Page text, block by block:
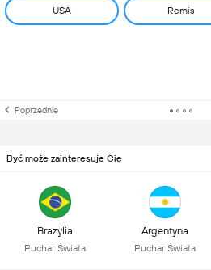
USA Remis
Poprzednie
Być może zainteresuje Cię
Brazylia
Puchar Świata
Argentyna
Puchar Świata